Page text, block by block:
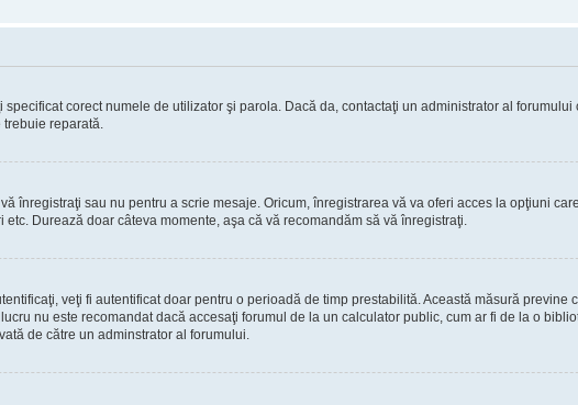
corect numele de utilizator şi parola. Dacă da, contactaţi un administrator al
reparată.
înregistraţi sau nu pentru a scrie mesaje. Oricum, înregistrarea vă va oferi acces la opţiuni
Durează doar câteva momente, aşa că vă recomandăm să vă înregistraţi.
veţi fi autentificat doar pentru o perioadă de timp prestabilită. Această măsură
nu este recomandat dacă accesaţi forumul de la un calculator public, cum ar fi de la o
de către un adminstrator al forumului.